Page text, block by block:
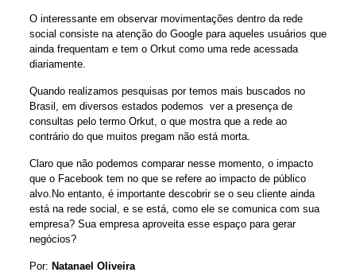
O interessante em observar movimentações dentro da rede
social consiste na atenção do Google para aqueles usuários que
ainda frequentam e tem o Orkut como uma rede acessada
diariamente.
Quando realizamos pesquisas por temos mais buscados no
Brasil, em diversos estados podemos ver a presença de
consultas pelo termo Orkut, o que mostra que a rede ao
contrário do que muitos pregam não está morta.
Claro que não podemos comparar nesse momento, o impacto
que o Facebook tem no que se refere ao impacto de público
alvo.No entanto, é importante descobrir se o seu cliente ainda
está na rede social, e se está, como ele se comunica com sua
empresa? Sua empresa aproveita esse espaço para gerar
negócios?
Por: Natanael Oliveira